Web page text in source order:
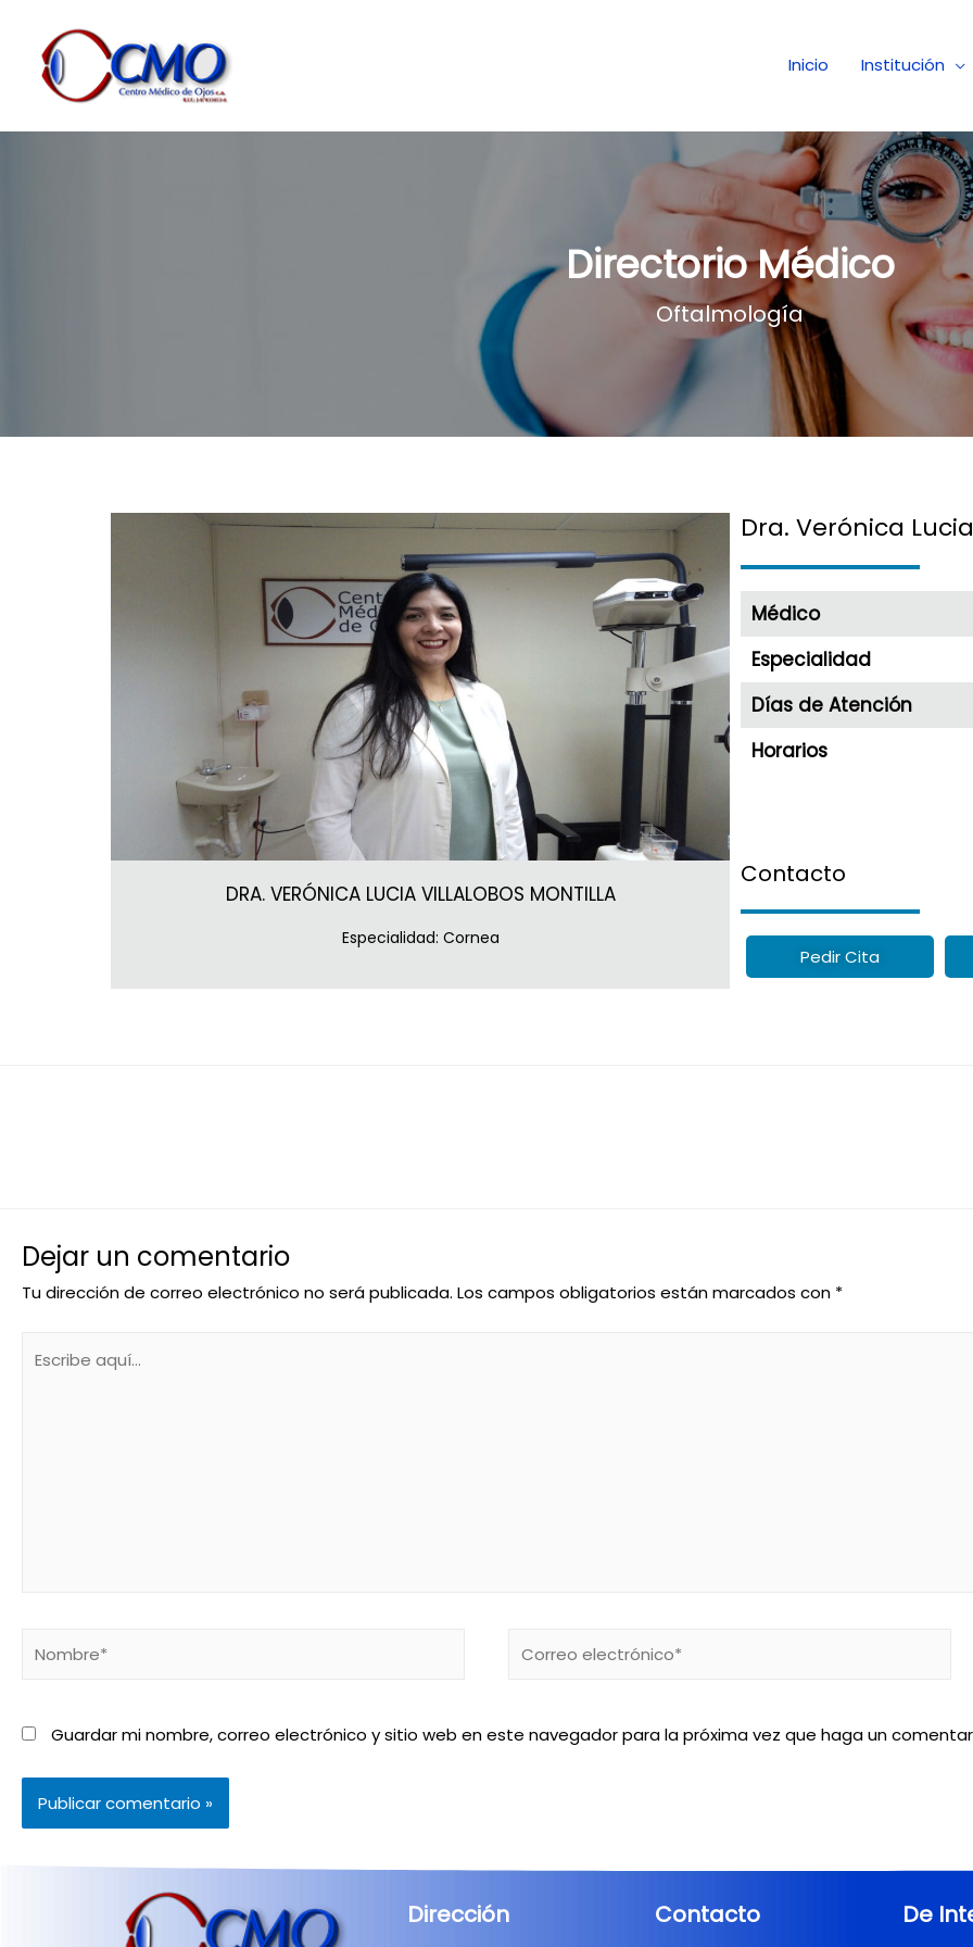
Inicio Institución
Directorio Médico
Oftalmología
DRA. VERÓNICA LUCIA VILLALOBOS MONTILLA
Especialidad: Cornea
Dra. Verónica
Médico
Especialidad
Días de Atención
Horarios
Contacto
Pedir Cita
Dejar un comentario
Tu dirección de correo electrónico no será publicada. Los campos obligatorios están marcados con *
Guardar mi nombre, correo electrónico y sitio web en este navegador para la próxima vez que haga un
Dirección Contacto De